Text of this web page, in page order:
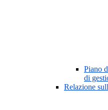
Piano
di
Relazione